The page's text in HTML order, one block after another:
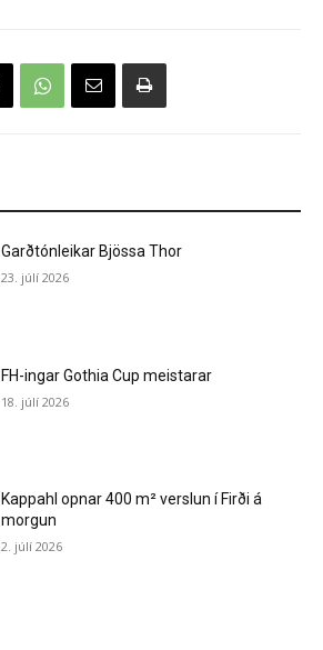
Garðtónleikar Bjössa Thor
23. júlí 2026
FH-ingar Gothia Cup meistarar
18. júlí 2026
Kappahl opnar 400 m² verslun í Firði á
morgun
2. júlí 2026